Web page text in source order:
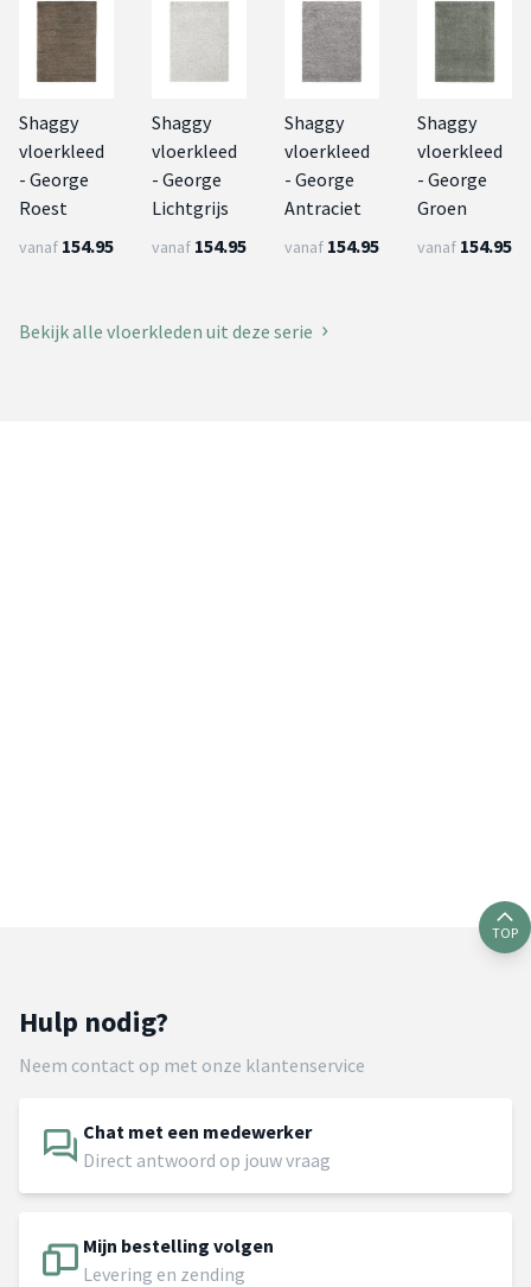
Shaggy
vloerkleed
- George
Roest
vanaf 154.95
Shaggy
vloerkleed
- George
Lichtgrijs
vanaf 154.95
Shaggy
vloerkleed
- George
Antraciet
vanaf 154.95
Shaggy
vloerkleed
- George
Groen
vanaf 154.95
Bekijk alle vloerkleden uit deze serie
TOP
Hulp nodig?
Neem contact op met onze klantenservice
Chat met een medewerker
Direct antwoord op jouw vraag
Mijn bestelling volgen
Levering en zending